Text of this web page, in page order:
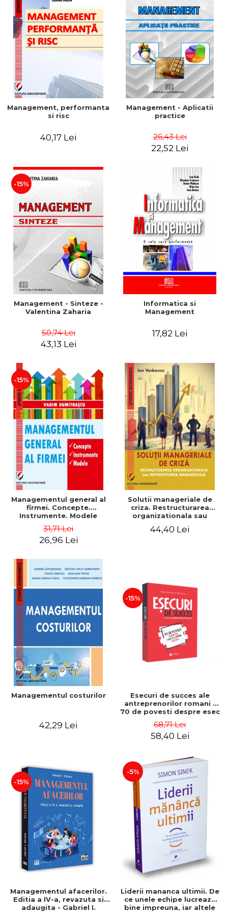
Management, performanta
si risc
40,17 Lei
Management - Aplicatii
practice
26,43 Lei
22,52 Lei
-15%
Management - Sinteze -
Valentina Zaharia
50,74 Lei
43,13 Lei
Informatica si
Management
17,82 Lei
-15%
Managementul general al
firmei. Concepte.
Instrumente. Modele
31,71 Lei
26,96 Lei
Solutii manageriale de
criza. Restructurarea
organizationala sau
44,40 Lei
Managementul costurilor
42,29 Lei
-15%
Esecuri de succes ale
antreprenorilor romani -
70 de povesti despre esec
68,71 Lei
58,40 Lei
-15%
Managementul afacerilor.
Editia a IV-a, revazuta si
adaugita - Gabriel I.
-5%
Liderii mananca ultimii. De
ce unele echipe lucreaza
bine impreuna, iar altele